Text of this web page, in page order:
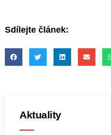
Sdílejte článek:
Aktuality